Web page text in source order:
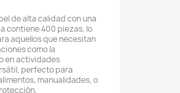
de alta calidad con una
contiene 400 piezas, lo
aquellos que necesitan
como la
en actividades
perfecto para
manualidades, o